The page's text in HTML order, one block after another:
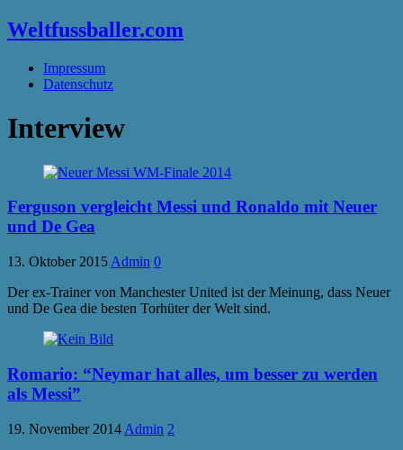
Weltfussballer.com
Impressum
Datenschutz
Interview
Ferguson vergleicht Messi und Ronaldo mit Neuer
und De Gea
13. Oktober 2015 Admin 0
Der ex-Trainer von Manchester United ist der Meinung, dass Neuer
und De Gea die besten Torhüter der Welt sind.
Romario: “Neymar hat alles, um besser zu werden
als Messi”
19. November 2014 Admin 2